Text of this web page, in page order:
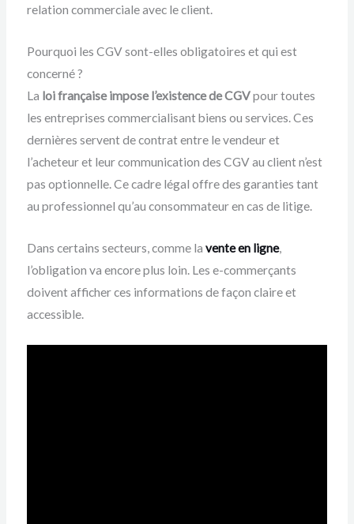
relation commerciale avec le client.
Pourquoi les CGV sont-elles obligatoires et qui est
concerné ?
La loi française impose l’existence de CGVpour toutes
les entreprises commercialisant biens ou services. Ces
dernières servent de contrat entre le vendeur et
l’acheteur et leur communication des CGV au client n’est
pas optionnelle. Ce cadre légal offre des garanties tant
au professionnel qu’au consommateur en cas de litige.
Dans certains secteurs, comme la vente en ligne,
l’obligation va encore plus loin. Les e-commerçants
doivent afficher ces informations de façon claire et
accessible.